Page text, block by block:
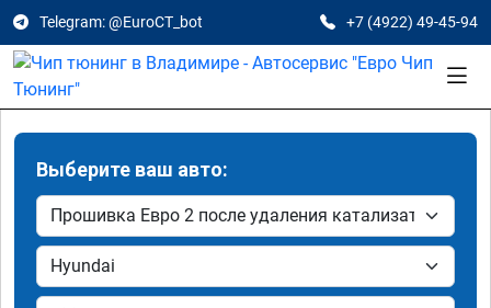
Telegram: @EuroCT_bot +7 (4922) 49-45-94
Выберите ваш авто: